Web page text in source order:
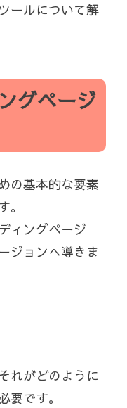
ールについて解
グページ
の基本的な要素
ィングページ
ジョンへ導きま
れがどのように
です。